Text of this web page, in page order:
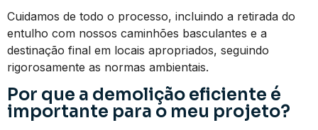
Cuidamos de todo o processo, incluindo a retirada do
entulho com nossos caminhões basculantes e a
destinação final em locais apropriados, seguindo
rigorosamente as normas ambientais.
Por que a demolição eficiente é
importante para o meu projeto?